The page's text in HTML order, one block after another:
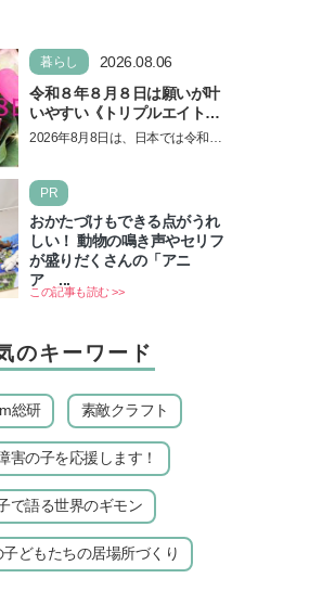
暮らし
2026.08.06
令和８年８月８日は願いが叶
いやすい《トリプルエイト》
の日！ 13日の獅子座の新月
2026年8月8日は、日本では令和8
ズゲート」というとって…
PR
おかたづけもできる点がうれ
しい！ 動物の鳴き声やセリフ
が盛りだくさんの「アニ
ア ...
この記事も読む >>
のキーワード
総研 素敵クラフト
害の子を応援します！
で語る世界のギモン
どもたちの居場所づくり